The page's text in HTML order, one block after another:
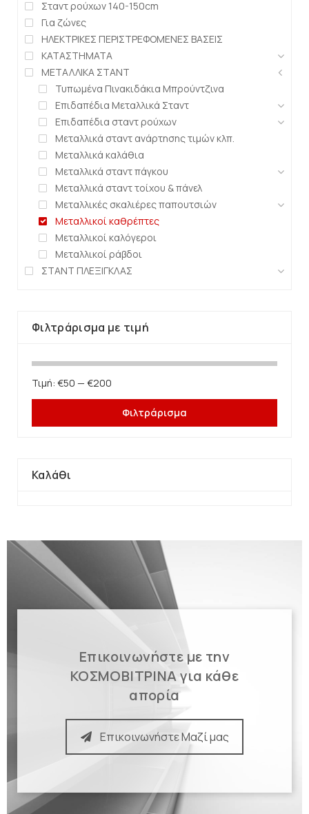
Σταντ ρούχων 140-150cm
Για ζώνες
ΗΛΕΚΤΡΙΚΕΣ ΠΕΡΙΣΤΡΕΦΟΜΕΝΕΣ ΒΑΣΕΙΣ
ΚΑΤΑΣΤΗΜΑΤΑ
ΜΕΤΑΛΛΙΚΑ ΣΤΑΝΤ
Τυπωμένα Πινακιδάκια Μπρούντζινα
Επιδαπέδια Μεταλλικά Σταντ
Επιδαπέδια σταντ ρούχων
Μεταλλικά σταντ ανάρτησης τιμών κλπ.
Μεταλλικά καλάθια
Μεταλλικά σταντ πάγκου
Μεταλλικά σταντ τοίχου & πάνελ
Μεταλλικές σκαλιέρες παπουτσιών
Μεταλλικοί καθρέπτες
Μεταλλικοί καλόγεροι
Μεταλλικοί ράβδοι
ΣΤΑΝΤ ΠΛΕΞΙΓΚΛΑΣ
Φιλτράρισμα με τιμή
Φιλτράρισμα
Τιμή: €50 — €200
Καλάθι
Επικοινωνήστε με την
ΚΟΣΜΟΒΙΤΡΙΝΑ για κάθε
απορία
Επικοινωνήστε Μαζί μας